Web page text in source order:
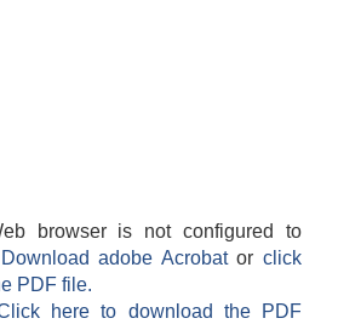
browser is not configured to
Download adobe Acrobatorclick
PDF file.
here to download the PDF